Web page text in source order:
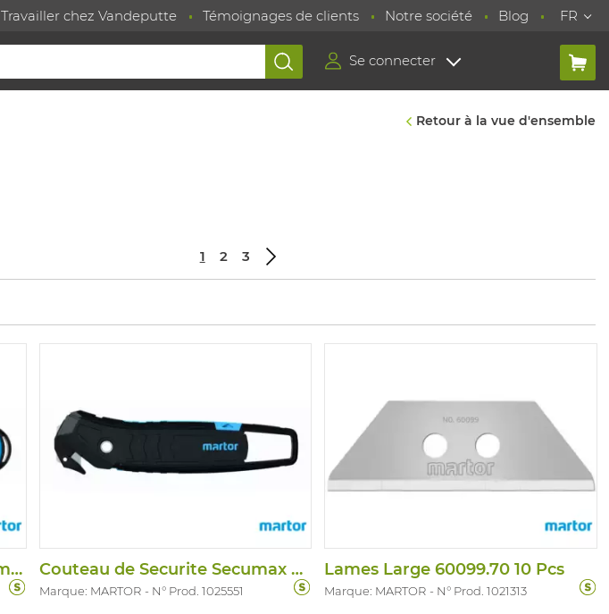
Travailler chez Vandeputte Témoignages de clients Notre société Blog FR
Se connecter
Retour à la vue d'ensemble
1 2 3
Couteau de Securite Secunorm 525 Couteau de Securite Secumax 350
Marque: MARTOR N° Prod. 1025551
Lames Large 60099.70 10 Pcs
Marque: MARTOR N° Prod. 1021313